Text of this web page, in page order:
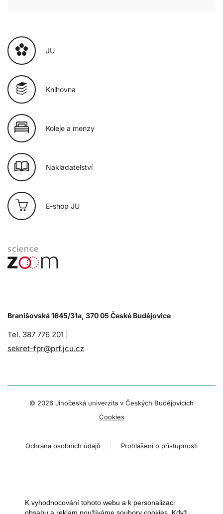
JU
Knihovna
Koleje a menzy
Nakladatelství
E-shop JU
Branišovská 1645/31a, 370 05 České Budějovice
Tel. 387 776 201 |
sekret-fpr@prf.jcu.cz
© 2026 Jihočeská univerzita v Českých Budějovicích
Cookies
Ochrana osobních údajů Prohlášení o přístupnosti
K vyhodnocování tohoto webu a k personalizaci